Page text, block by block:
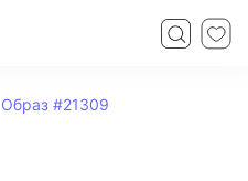
Образ #21309